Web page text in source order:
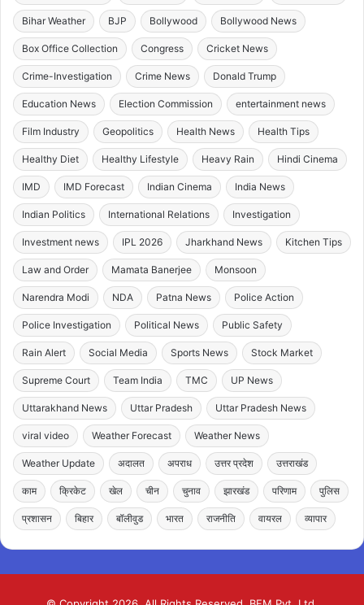
Bihar Weather BJP Bollywood Bollywood News
Box Office Collection Congress Cricket News
Crime-Investigation Crime News Donald Trump
Education News Election Commission entertainment news
Film Industry Geopolitics Health News Health Tips
Healthy Diet Healthy Lifestyle Heavy Rain Hindi Cinema
IMD IMD Forecast Indian Cinema India News
Indian Politics International Relations Investigation
Investment news IPL 2026 Jharkhand News Kitchen Tips
Law and Order Mamata Banerjee Monsoon
Narendra Modi NDA Patna News Police Action
Police Investigation Political News Public Safety
Rain Alert Social Media Sports News Stock Market
Supreme Court Team India TMC UP News
Uttarakhand News Uttar Pradesh Uttar Pradesh News
viral video Weather Forecast Weather News
Weather Update अदालत अपराध उत्तर प्रदेश उत्तराखंड
काम क्रिकेट खेल चीन चुनाव झारखंड परिणाम पुलिस
प्रशासन बिहार बॉलीवुड भारत राजनीति वायरल व्यापार